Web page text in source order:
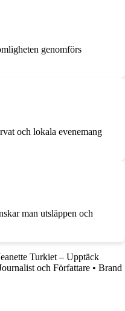
genomförs
och lokala evenemang
man utsläppen och
Turkiet – Upptäck
och Författare • Brand